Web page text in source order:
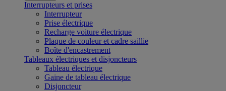
Interrupteurs et prises
Interrupteur
Prise électrique
Recharge voiture électrique
Plaque de couleur et cadre saillie
Boîte d'encastrement
Tableaux électriques et disjoncteurs
Tableau électrique
Gaine de tableau électrique
Disjoncteur